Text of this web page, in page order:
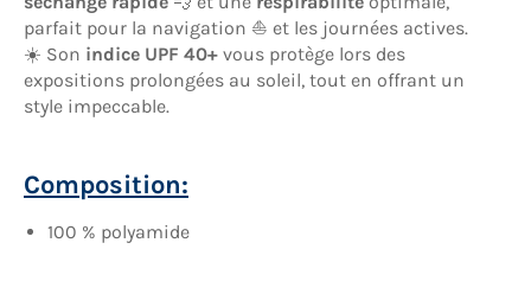
parfait pour la navigation ⛵ et les journées actives.
☀️ Son indice UPF 40+ vous protège lors des
expositions prolongées au soleil, tout en offrant un
style impeccable.
Composition:
100 % polyamide